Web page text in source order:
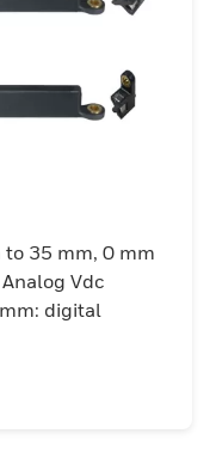
to 35 mm, 0 mm
Vdc
digital